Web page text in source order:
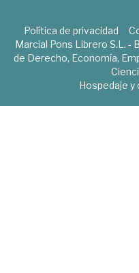
Política de privacidad
Marcial Pons Librero S.L. -
de Derecho, Economía,
Hospedaje y